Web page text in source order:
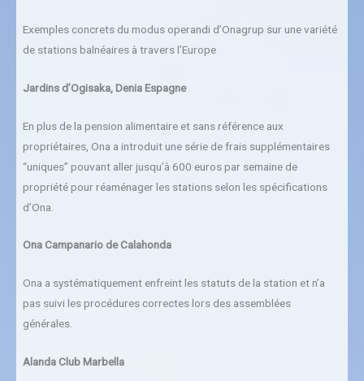
Exemples concrets du modus operandi d’Onagrup sur une variété
de stations balnéaires à travers l’Europe
Jardins d’Ogisaka, Denia Espagne
En plus de la pension alimentaire et sans référence aux
propriétaires, Ona a introduit une série de frais supplémentaires
“uniques” pouvant aller jusqu’à 600 euros par semaine de
propriété pour réaménager les stations selon les spécifications
d’Ona.
Ona Campanario de Calahonda
Ona a systématiquement enfreint les statuts de la station et n’a
pas suivi les procédures correctes lors des assemblées
générales.
Alanda Club Marbella